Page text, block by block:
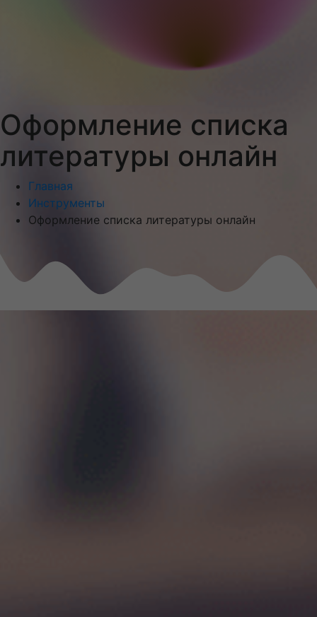
Меню
Оформление списка
литературы онлайн
Главная
Инструменты
Оформление списка литературы онлайн